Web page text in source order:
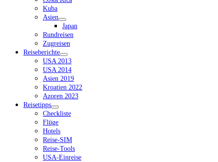
Kuba
Asien
Dropdown-
Menü
öffnen
Japan
Rundreisen
Zugreisen
Reiseberichte
Dropdown-
Menü
öffnen
USA 2013
USA 2014
Asien 2019
Kroatien 2022
Azoren 2023
Reisetipps
Dropdown-
Menü
öffnen
Checkliste
Flüge
Hotels
Reise-SIM
Reise-Tools
USA-Einreise